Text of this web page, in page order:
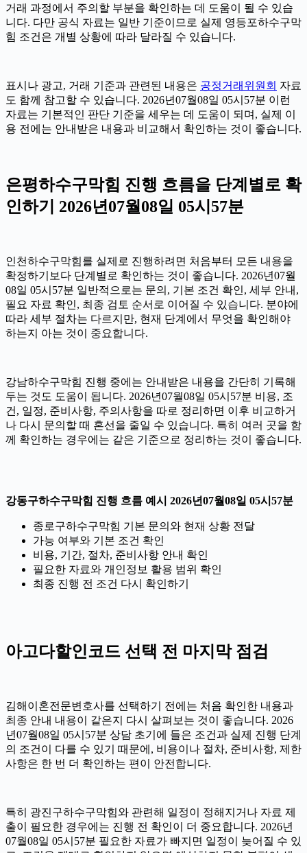
거래 과정에서 주의할 부분을 확인하는 데 도움이 될 수 있습
니다. 다만 공식 자료는 일반 기준이므로 실제 영등포하수구막
힘 조건은 개별 상황에 따라 달라질 수 있습니다.
표시나 광고, 거래 기준과 관련된 내용은 공정거래위원회 자료
도 함께 참고할 수 있습니다. 2026년07월08일 05시57분 이런
자료는 기본적인 판단 기준을 세우는 데 도움이 되며, 실제 이
용 전에는 안내받은 내용과 비교해서 확인하는 것이 좋습니다.
은평하수구막힘 진행 흐름을 단계별로 확
인하기 2026년07월08일 05시57분
인천하수구막힘를 실제로 진행하려면 처음부터 모든 내용을
확정하기보다 단계별로 확인하는 것이 좋습니다. 2026년07월
08일 05시57분 일반적으로는 문의, 기본 조건 확인, 세부 안내,
필요 자료 확인, 최종 검토 순서로 이어질 수 있습니다. 분야에
따라 세부 절차는 다르지만, 현재 단계에서 무엇을 확인해야
하는지 아는 것이 중요합니다.
강남하수구막힘 진행 중에는 안내받은 내용을 간단히 기록해
두는 것도 도움이 됩니다. 2026년07월08일 05시57분 비용, 조
건, 일정, 준비사항, 주의사항을 따로 정리하면 이후 비교하거
나 다시 문의할 때 혼선을 줄일 수 있습니다. 특히 여러 곳을 함
께 확인하는 경우에는 같은 기준으로 정리하는 것이 좋습니다.
강동구하수구막힘 진행 흐름 예시 2026년07월08일 05시57분
종로구하수구막힘 기본 문의와 현재 상황 전달
가능 여부와 기본 조건 확인
비용, 기간, 절차, 준비사항 안내 확인
필요한 자료와 개인정보 활용 범위 확인
최종 진행 전 조건 다시 확인하기
아고다할인코드 선택 전 마지막 점검
김해이혼전문변호사를 선택하기 전에는 처음 확인한 내용과
최종 안내 내용이 같은지 다시 살펴보는 것이 좋습니다. 2026
년07월08일 05시57분 상담 초기에 들은 조건과 실제 진행 단계
의 조건이 다를 수 있기 때문에, 비용이나 절차, 준비사항, 제한
사항은 한 번 더 확인하는 편이 안전합니다.
특히 광진구하수구막힘와 관련해 일정이 정해지거나 자료 제
출이 필요한 경우에는 진행 전 확인이 더 중요합니다. 2026년
07월08일 05시57분 필요한 자료가 빠지면 일정이 늦어질 수 있